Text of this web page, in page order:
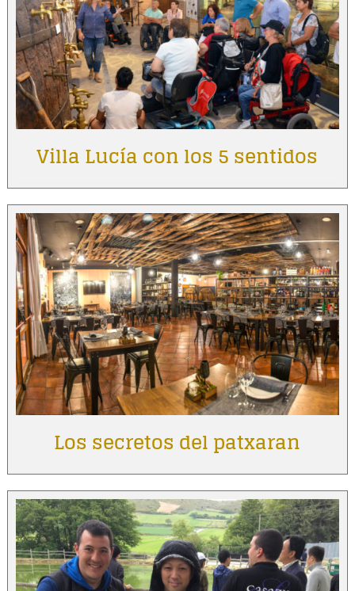
Villa Lucía con los 5 sentidos
Los secretos del patxaran